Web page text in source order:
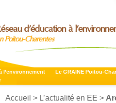
d’éducation à
Poitou-Charentes
l’environnement
Le GRAINE Poitou-
Accueil > L’actualité en EE >